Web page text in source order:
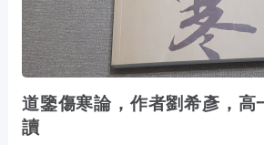
道鑒傷寒論，作者劉希彥，高
讀